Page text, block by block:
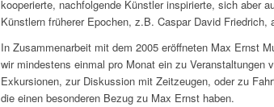
kooperierte, nachfolgende Künstler inspirierte, sich aber
Künstlern früherer Epochen, z.B. Caspar David Friedrich,
In Zusammenarbeit mit dem 2005 eröffneten Max Ernst
wir mindestens einmal pro Monat ein zu Veranstaltungen
Exkursionen, zur Diskussion mit Zeitzeugen, oder zu
die einen besonderen Bezug zu Max Ernst haben.